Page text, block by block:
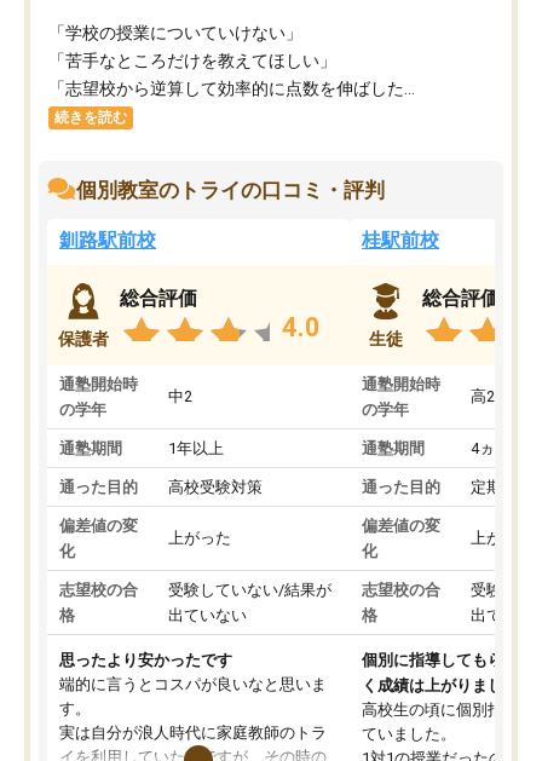
「学校の授業についていけない」​
「苦手なところだけを教えてほしい」​
「志望校から逆算して効率的に点数を伸ばした...
続きを読む
個別教室のトライの口コミ・評判
釧路駅前校
保護者
総合評価
4.0
通塾開始時
の学年
中2
通塾期間 1年以上
通った目的 高校受験対策
偏差値の変
化
上がった
志望校の合
格
受験していない/結果が
出ていない
思ったより安かったです
端的に言うとコスパが良いなと思いま
す。
実は自分が浪人時代に家庭教師のトラ
イを利用していたのですが、その時の
桂駅前校
生徒
総合評価
通塾開始時
の学年
高2
通塾期間 4ヵ月～1
通った目的 定期テス
偏差値の変
化
上がった
志望校の合
格
受験して
出ていな
個別に指導してもらえる
く成績は上がりました。
高校生の頃に個別指導の
ていました。